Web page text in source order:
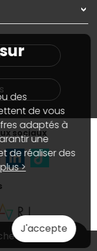
sociaux
des
de vous
adaptés à
une
de réaliser des
>
J'accepte